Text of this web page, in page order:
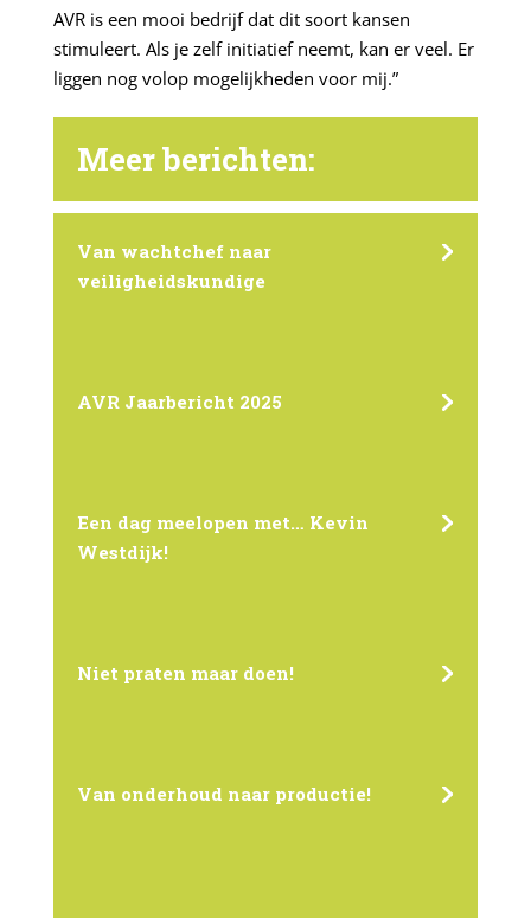
AVR is een mooi bedrijf dat dit soort kansen
stimuleert. Als je zelf initiatief neemt, kan er veel. Er
liggen nog volop mogelijkheden voor mij.”
Meer berichten:
Van wachtchef naar
veiligheidskundige
AVR Jaarbericht 2025
Een dag meelopen met… Kevin
Westdijk!
Niet praten maar doen!
Van onderhoud naar productie!